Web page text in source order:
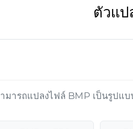
ตัวแป
ารถแปลงไฟล์ BMP เป็นรูปแบ